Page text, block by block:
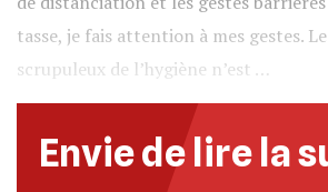
tasse, je fais attention à mes gestes.
scrupuleux de l’hygiène n’est …
Envie de lire la